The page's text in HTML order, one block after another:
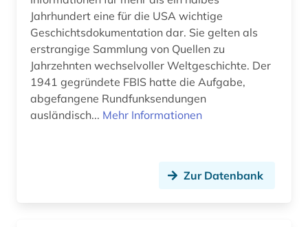
Jahrhundert eine für die USA wichtige
Geschichtsdokumentation dar. Sie gelten als
erstrangige Sammlung von Quellen zu
Jahrzehnten wechselvoller Weltgeschichte. Der
1941 gegründete FBIS hatte die Aufgabe,
abgefangene Rundfunksendungen
ausländisch... Mehr Informationen
Zur Datenbank